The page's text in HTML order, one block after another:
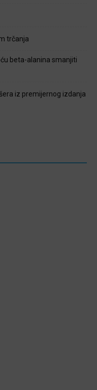
trčanja
beta-alanina smanjiti
iz premijernog izdanja